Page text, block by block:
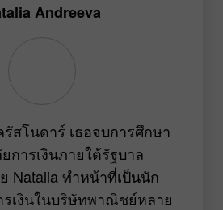
Andreeva
รัสโนดาร์ เธอจบการศึกษา
การเงินภายใต้รัฐบาล
Natalia ทำหน้าที่เป็นนัก
รเงินในบริษัทพาณิชย์หลาย